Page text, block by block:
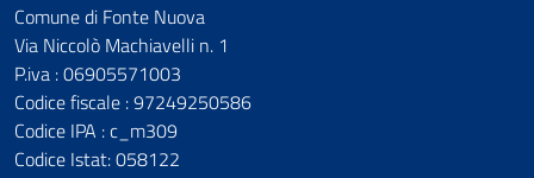
Comune di Fonte Nuova
Via Niccolò Machiavelli n. 1
P.iva : 06905571003
Codice fiscale : 97249250586
Codice IPA : c_m309
Codice Istat: 058122